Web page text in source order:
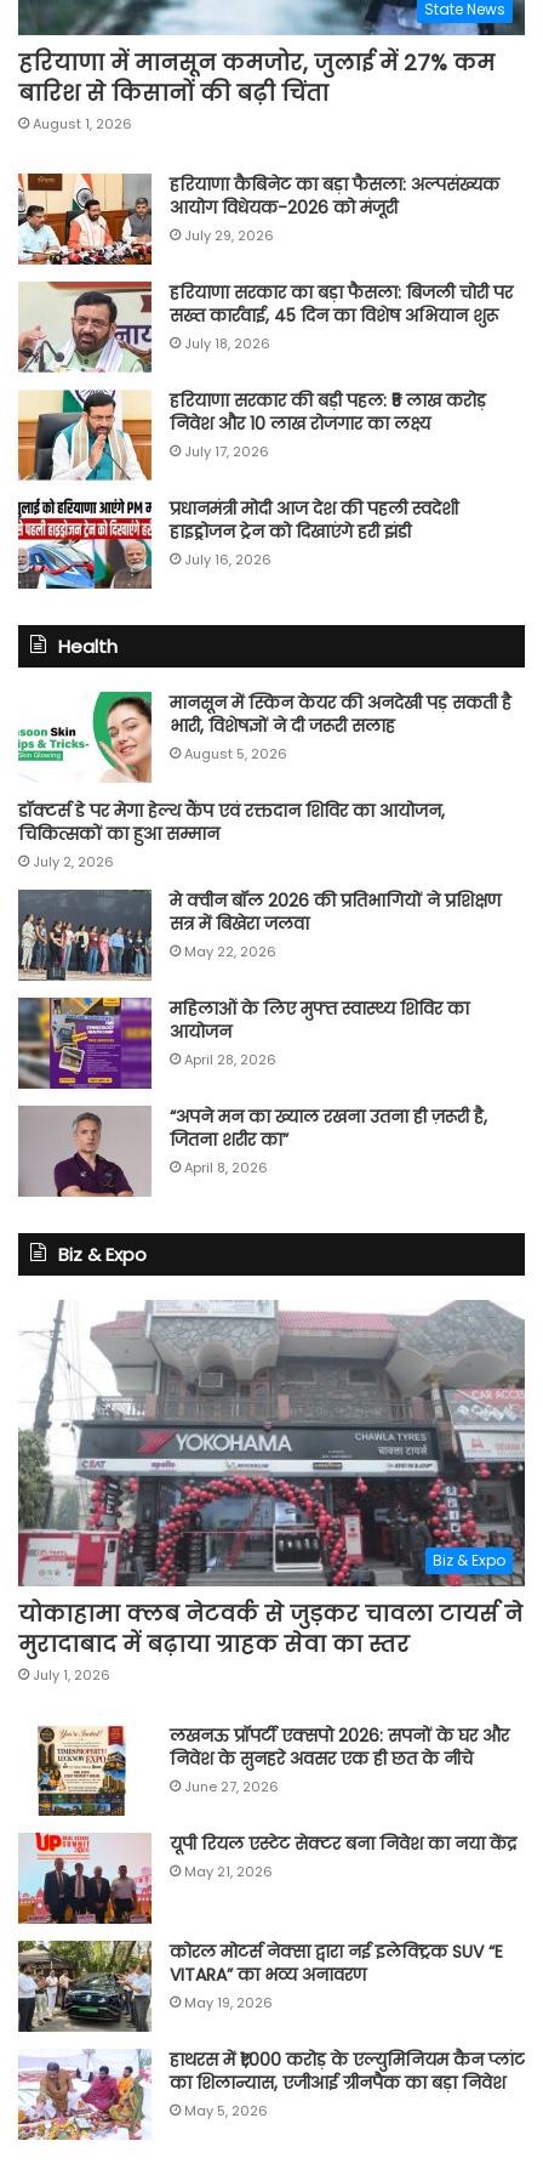
State News
हरियाणा में मानसून कमजोर, जुलाई में 27% कम
बारिश से किसानों की बढ़ी चिंता
August 1, 2026
हरियाणा कैबिनेट का बड़ा फैसला: अल्पसंख्यक
आयोग विधेयक-2026 को मंजूरी
July 29, 2026
हरियाणा सरकार का बड़ा फैसला: बिजली चोरी पर
सख्त कार्रवाई, 45 दिन का विशेष अभियान शुरू
July 18, 2026
हरियाणा सरकार की बड़ी पहल: ₹5 लाख करोड़
निवेश और 10 लाख रोजगार का लक्ष्य
July 17, 2026
प्रधानमंत्री मोदी आज देश की पहली स्वदेशी
हाइड्रोजन ट्रेन को दिखाएंगे हरी झंडी
July 16, 2026
Health
मानसून में स्किन केयर की अनदेखी पड़ सकती है
भारी, विशेषज्ञों ने दी जरूरी सलाह
August 5, 2026
डॉक्टर्स डे पर मेगा हेल्थ कैंप एवं रक्तदान शिविर का आयोजन,
चिकित्सकों का हुआ सम्मान
July 2, 2026
मे क्वीन बॉल 2026 की प्रतिभागियों ने प्रशिक्षण
सत्र में बिखेरा जलवा
May 22, 2026
महिलाओं के लिए मुफ्त स्वास्थ्य शिविर का
आयोजन
April 28, 2026
“अपने मन का ख्याल रखना उतना ही ज़रूरी है,
जितना शरीर का”
April 8, 2026
Biz & Expo
Biz & Expo
योकाहामा क्लब नेटवर्क से जुड़कर चावला टायर्स ने
मुरादाबाद में बढ़ाया ग्राहक सेवा का स्तर
July 1, 2026
लखनऊ प्रॉपर्टी एक्सपो 2026: सपनों के घर और
निवेश के सुनहरे अवसर एक ही छत के नीचे
June 27, 2026
यूपी रियल एस्टेट सेक्टर बना निवेश का नया केंद्र
May 21, 2026
कोरल मोटर्स नेक्सा द्वारा नई इलेक्ट्रिक SUV “E
VITARA” का भव्य अनावरण
May 19, 2026
हाथरस में ₹1,000 करोड़ के एल्युमिनियम कैन प्लांट
का शिलान्यास, एजीआई ग्रीनपैक का बड़ा निवेश
May 5, 2026